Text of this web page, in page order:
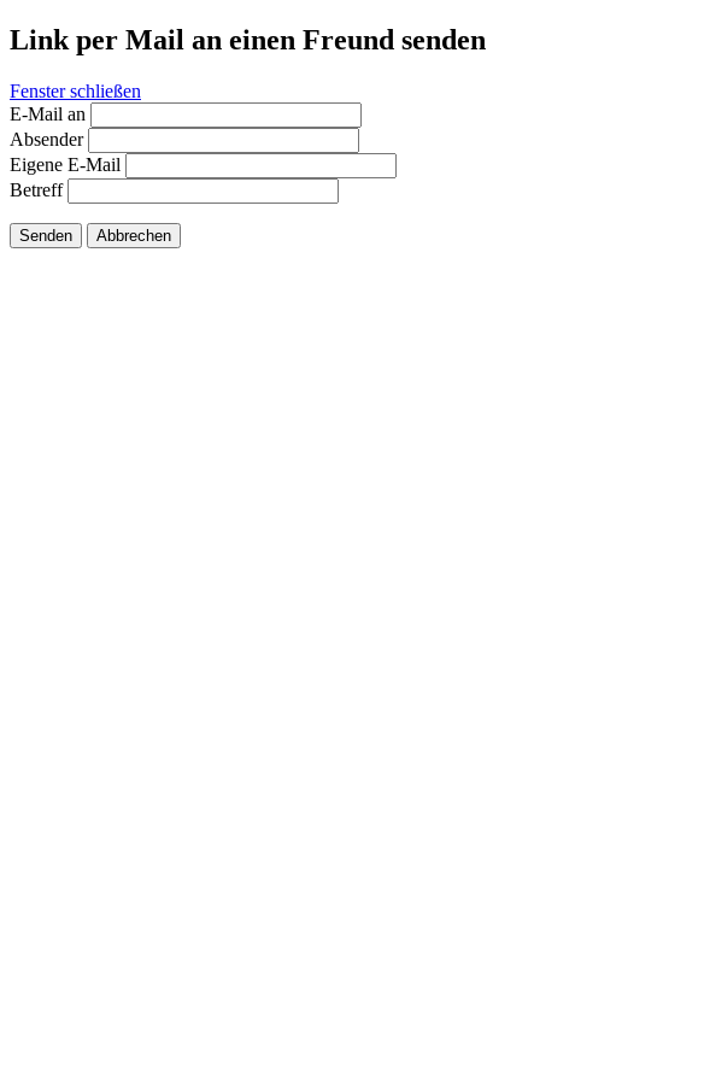
Link per Mail an einen Freund senden
Fenster schließen
E-Mail an
Absender
Eigene E-Mail
Betreff
Senden Abbrechen